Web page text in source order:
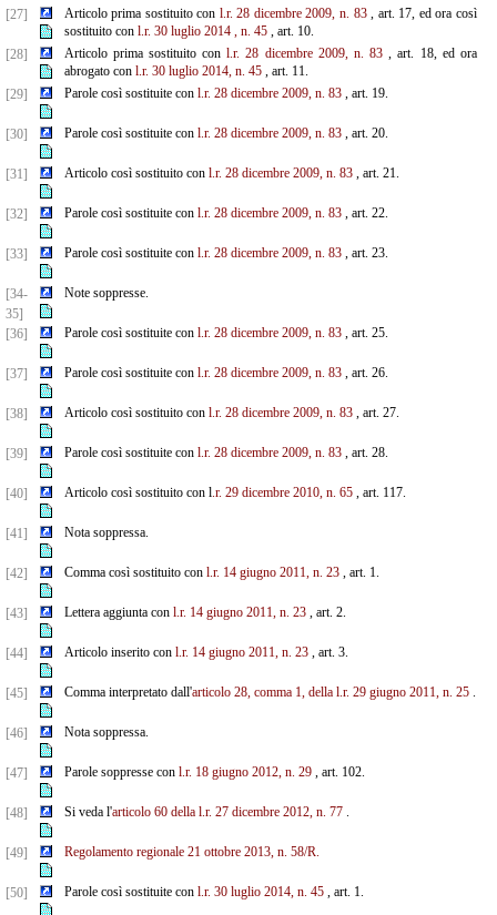
[27] Articolo prima sostituito con l.r. 28 dicembre 2009, n. 83, art. 17, ed ora così
sostituito con l.r. 30 luglio 2014 , n. 45, art. 10.
[28]
Articolo prima sostituito conl.r. 28 dicembre 2009, n. 83 , art. 18, ed ora
abrogato con l.r. 30 luglio 2014, n. 45, art. 11.
[29]
Parole così sostituite con l.r. 28 dicembre 2009, n. 83, art. 19.
[30] Parole così sostituite con l.r. 28 dicembre 2009, n. 83, art. 20.
[31] Articolo così sostituito con l.r. 28 dicembre 2009, n. 83, art. 21.
[32] Parole così sostituite con l.r. 28 dicembre 2009, n. 83, art. 22.
[33] Parole così sostituite con l.r. 28 dicembre 2009, n. 83, art. 23.
[34-
35]
Note soppresse.
[36] Parole così sostituite con l.r. 28 dicembre 2009, n. 83, art. 25.
[37] Parole così sostituite con l.r. 28 dicembre 2009, n. 83, art. 26.
[38] Articolo così sostituito con l.r. 28 dicembre 2009, n. 83, art. 27.
[39] Parole così sostituite con l.r. 28 dicembre 2009, n. 83, art. 28.
[40] Articolo così sostituito con l.r. 29 dicembre 2010, n. 65, art. 117.
[41] Nota soppressa.
[42] Comma così sostituito con l.r. 14 giugno 2011, n. 23, art. 1.
[43] Lettera aggiunta con l.r. 14 giugno 2011, n. 23, art. 2.
[44] Articolo inserito con l.r. 14 giugno 2011, n. 23, art. 3.
[45] Comma interpretato dall'articolo 28, comma 1, della l.r. 29 giugno 2011, n. 25.
[46] Nota soppressa.
[47] Parole soppresse con l.r. 18 giugno 2012, n. 29, art. 102.
[48] Si veda l'articolo 60 della l.r. 27 dicembre 2012, n. 77.
[49] Regolamento regionale 21 ottobre 2013, n. 58/R.
[50] Parole così sostituite con l.r. 30 luglio 2014, n. 45, art. 1.